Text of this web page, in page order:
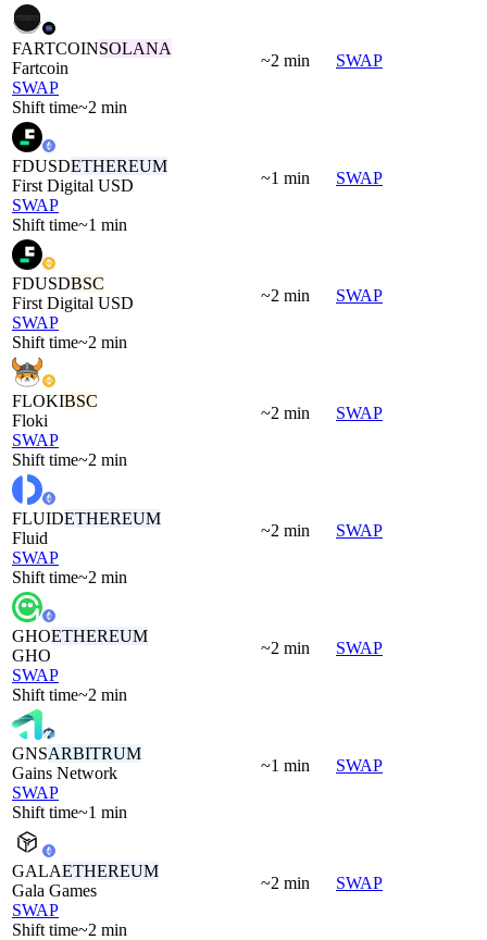
FARTCOINSOLANA
Fartcoin
SWAP
Shift time~2 min
~2 min SWAP
FDUSDETHEREUM
First Digital USD
SWAP
Shift time~1 min
~1 min SWAP
FDUSDBSC
First Digital USD
SWAP
Shift time~2 min
~2 min SWAP
FLOKIBSC
Floki
SWAP
Shift time~2 min
~2 min SWAP
FLUIDETHEREUM
Fluid
SWAP
Shift time~2 min
~2 min SWAP
GHOETHEREUM
GHO
SWAP
Shift time~2 min
~2 min SWAP
GNSARBITRUM
Gains Network
SWAP
Shift time~1 min
~1 min SWAP
GALAETHEREUM
Gala Games
SWAP
Shift time~2 min
~2 min SWAP